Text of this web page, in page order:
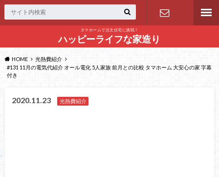
タマホームで注文住宅に挑戦！
ハッピーライフな家造り問い合わせ
HOME
光熱費紹介
#131 11月の電気代紹介 オール電化 5人家族 前月との比較 タマホーム 大安心の家 字幕
付き
2020.11.23 光熱費紹介